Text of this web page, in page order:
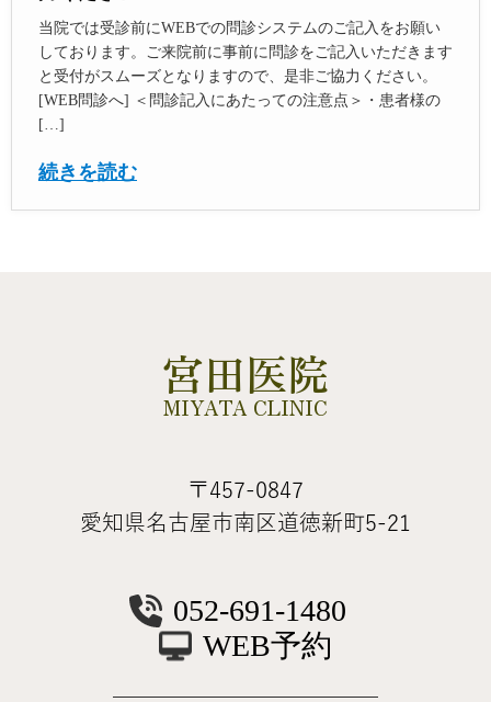
当院では受診前にWEBでの問診システムのご記入をお願い
しております。ご来院前に事前に問診をご記入いただきます
と受付がスムーズとなりますので、是非ご協力ください。
[WEB問診へ] ＜問診記入にあたっての注意点＞・患者様の
[…]
続きを読む
宮田医院
MIYATA CLINIC
〒457-0847
愛知県名古屋市南区道徳新町5-21
052-691-1480
WEB予約